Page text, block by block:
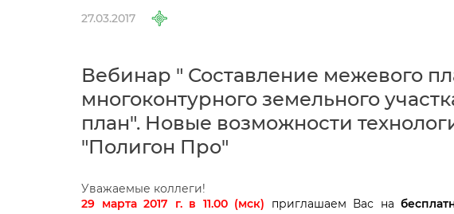
27.03.2017
ебинар " Составление межевого
многоконтурного земельного
план". Новые возможности
"Полигон Про"
Уважаемые коллеги!
29 марта 2017 г. в 11.00 (мск) приглашаем Вас на